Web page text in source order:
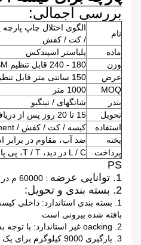
بررسی اجمالی:
نام
الگوی اختلال چاپ
/ کت / کفش
ماده
پلیاستر اسپندکس
وزن
180 - 240 قابل تنظیم GSM
عرض
150 سانتی متر قابل تنظیم
MOQ
1000 متر
بندر
شانگهای / نینگبو
تحویل
15 تا 20 روز پس از دریافت سپرده
استفاده
کیسه / کت / کفش / Gsrment / لباس
پخته
ضد آب، مقاوم در برابر
پرداخت
L / C در دید، T / T، پی پال
PS
1. توانایی عرضه
: 60000 م در روز
2. بسته بندی و تحویل:
1. بسته بندی استاندارد: داخلی
بافته شده بیرونی است
2. oacking غیر استاندارد: با توجه به نیازهای شما.